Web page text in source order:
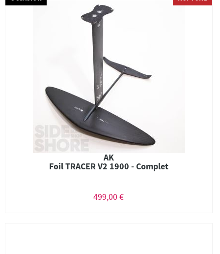
AK
Foil TRACER V2 1900 - Complet
499,00 €